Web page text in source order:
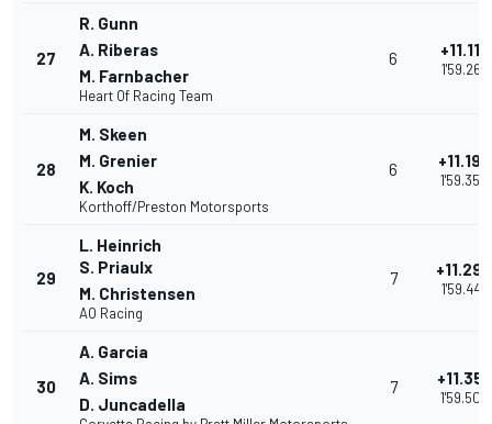
27
R. Gunn
A. Riberas
M. Farnbacher
Heart Of Racing Team
6 +11.112
1'59.264
28
M. Skeen
M. Grenier
K. Koch
Korthoff/Preston Motorsports
6 +11.198
1'59.350
29
L. Heinrich
S. Priaulx
M. Christensen
AO Racing
7 +11.294
1'59.446
30
A. Garcia
A. Sims
D. Juncadella
7 +11.356
1'59.508